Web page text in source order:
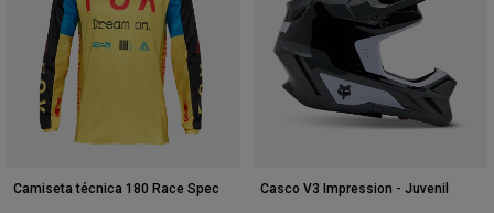
Camiseta técnica 180 Race Spec Casco V3 Impression - Juvenil